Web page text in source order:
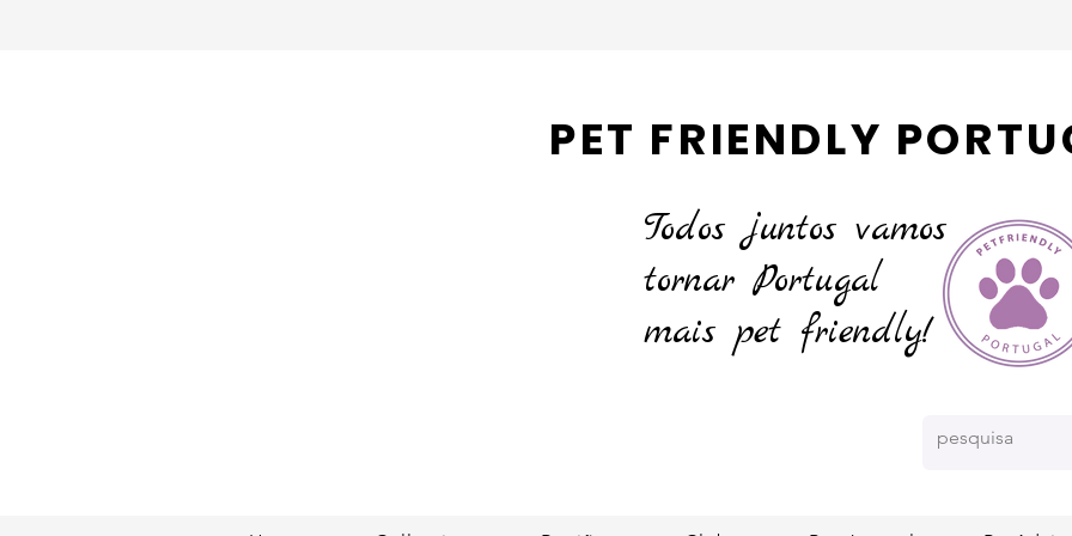
PET FRIENDLY
Todos juntos vamos
tornarPortugal
mais pet friendly!